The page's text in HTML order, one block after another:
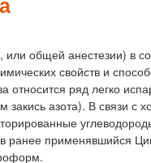
общей анестезии) в
свойств и
относится ряд легко
закись азота). В связи
ранее применявшийся